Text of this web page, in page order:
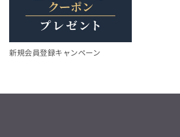
新規会員登録キャンペーン